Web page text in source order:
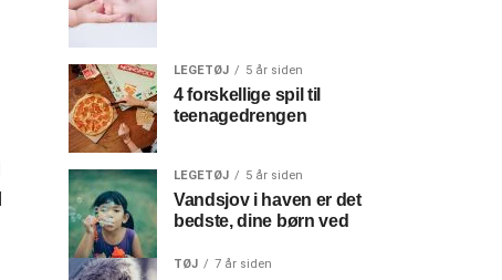
LEGETØJ 5 år siden
4 forskellige spil til
teenagedrengen
LEGETØJ 5 år siden
Vandsjov i haven er det
bedste, dine børn ved
TØJ 7 år siden